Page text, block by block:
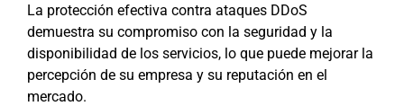
La protección efectiva contra ataques DDoS
demuestra su compromiso con la seguridad y la
disponibilidad de los servicios, lo que puede mejorar la
percepción de su empresa y su reputación en el
mercado.